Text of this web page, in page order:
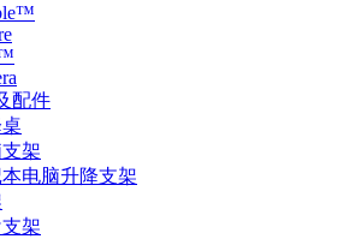
配件
架
电脑升降支架
架